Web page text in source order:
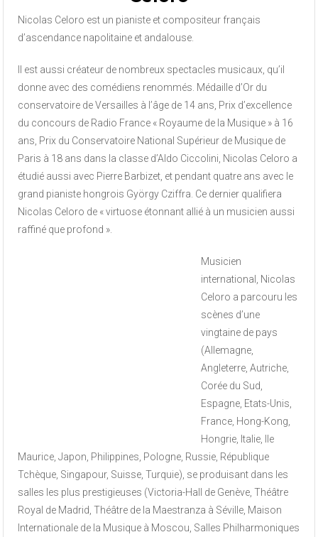
Nicolas Celoro est un pianiste et compositeur français
d’ascendance napolitaine et andalouse.
Il est aussi créateur de nombreux spectacles musicaux, qu’il
donne avec des comédiens renommés. Médaille d’Or du
conservatoire de Versailles à l’âge de 14 ans, Prix d’excellence
du concours de Radio France « Royaume de la Musique » à 16
ans, Prix du Conservatoire National Supérieur de Musique de
Paris à 18 ans dans la classe d’Aldo Ciccolini, Nicolas Celoro a
étudié aussi avec Pierre Barbizet, et pendant quatre ans avec le
grand pianiste hongrois György Cziffra. Ce dernier qualifiera
Nicolas Celoro de « virtuose étonnant allié à un musicien aussi
raffiné que profond ».
Musicien
international, Nicolas
Celoro a parcouru les
scènes d’une
vingtaine de pays
(Allemagne,
Angleterre, Autriche,
Corée du Sud,
Espagne, Etats-Unis,
France, Hong-Kong,
Hongrie, Italie, Ile
Maurice, Japon, Philippines, Pologne, Russie, République
Tchèque, Singapour, Suisse, Turquie), se produisant dans les
salles les plus prestigieuses (Victoria-Hall de Genève, Théâtre
Royal de Madrid, Théâtre de la Maestranza à Séville, Maison
Internationale de la Musique à Moscou, Salles Philharmoniques